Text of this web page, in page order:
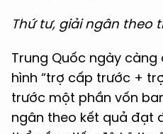
Thứ tư, giải ngân theo
Trung Quốc ngày
hình “trợ cấp trước +
trước một phần vốn
ngân theo kết quả đạt